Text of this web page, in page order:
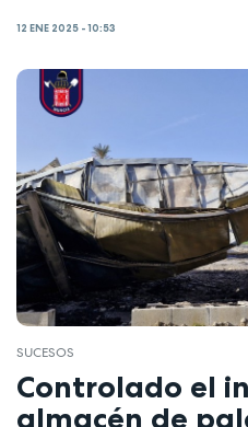
12 ENE 2025 - 10:53
SUCESOS
Controlado el
almacén de